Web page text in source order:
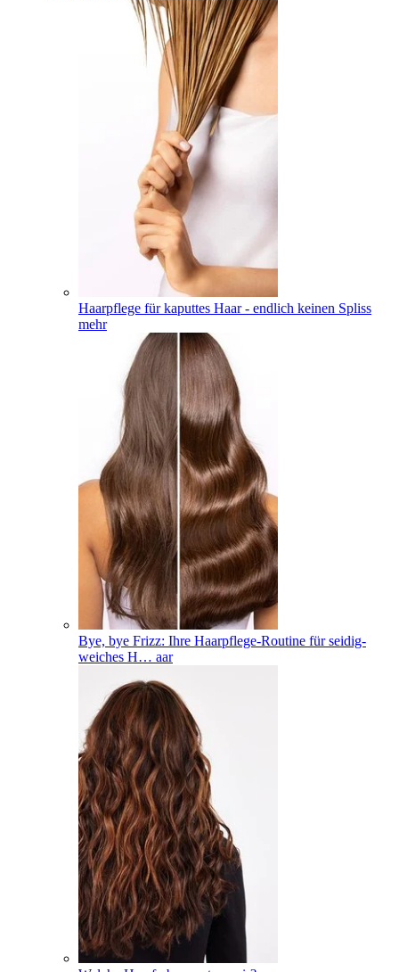
Haarpflege für kaputtes Haar - endlich keinen Spliss
mehr
Bye, bye Frizz: Ihre Haarpflege-Routine für seidig-
weiches H… aar